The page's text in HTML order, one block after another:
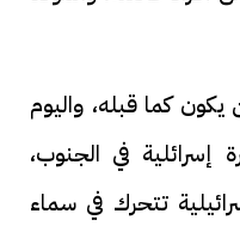
كما قبله، واليوم
إسرائلية في الجنوب،
تتحرك في سماء